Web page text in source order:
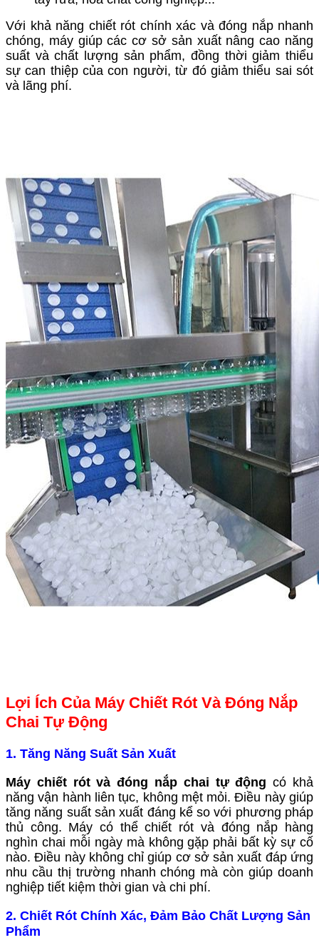
Với khả năng chiết rót chính xác và đóng nắp nhanh
chóng, máy giúp các cơ sở sản xuất nâng cao năng
suất và chất lượng sản phẩm, đồng thời giảm thiểu
sự can thiệp của con người, từ đó giảm thiểu sai sót
và lãng phí.
Lợi Ích Của Máy Chiết Rót Và Đóng Nắp
Chai Tự Động
1. Tăng Năng Suất Sản Xuất
Máy chiết rót và đóng nắp chai tự độngcó khả
năng vận hành liên tục, không mệt mỏi. Điều này giúp
tăng năng suất sản xuất đáng kể so với phương pháp
thủ công. Máy có thể chiết rót và đóng nắp hàng
nghìn chai mỗi ngày mà không gặp phải bất kỳ sự cố
nào. Điều này không chỉ giúp cơ sở sản xuất đáp ứng
nhu cầu thị trường nhanh chóng mà còn giúp doanh
nghiệp tiết kiệm thời gian và chi phí.
2. Chiết Rót Chính Xác, Đảm Bảo Chất Lượng Sản
Phẩm